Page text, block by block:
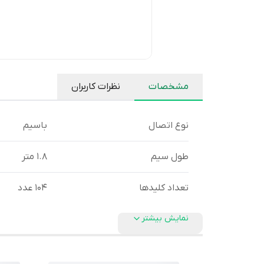
مشخصات نظرات کاربران
نوع اتصال باسیم
طول سیم 1.8 متر
تعداد کلیدها 104 عدد
نمایش بیشتر